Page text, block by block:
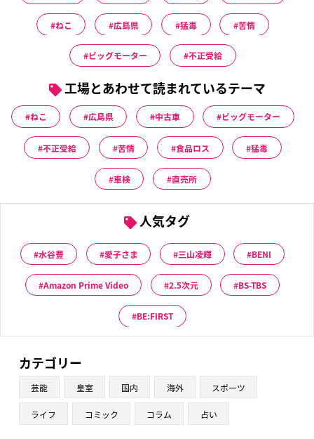
ねこ 広島県 猛毒 苦情
ビッグモーター 不正受給
工場とあわせて読まれているテーマ
ねこ 広島県 中古車 ビッグモーター
不正受給 苦情 食品ロス 猛毒
車検 直売所
人気タグ
水谷豊 愛子さま 三山凌輝 BENI
Amazon Prime Video 2.5次元 BS-TBS
BE:FIRST
カテゴリー
芸能 皇室 国内 海外 スポーツ
ライフ コミック コラム 占い